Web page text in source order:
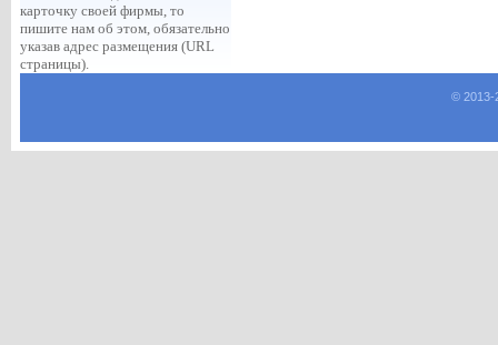
карточку своей фирмы, то
пишите нам об этом, обязательно
указав адрес размещения (URL
страницы).
© 2013-